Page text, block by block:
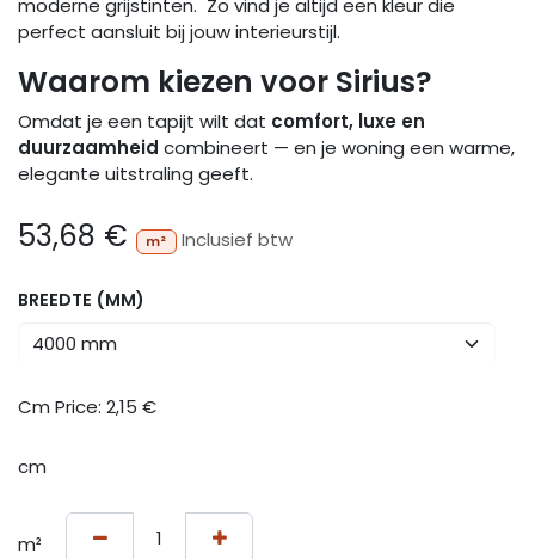
moderne grijstinten. Zo vind je altijd een kleur die
perfect aansluit bij jouw interieurstijl.
Waarom kiezen voor Sirius?
Omdat je een tapijt wilt dat comfort, luxe en
duurzaamheid combineert — en je woning een warme,
elegante uitstraling geeft.
53,68 € m² Inclusief btw
BREEDTE (MM)
Cm Price: 2,15 €
cm
m²